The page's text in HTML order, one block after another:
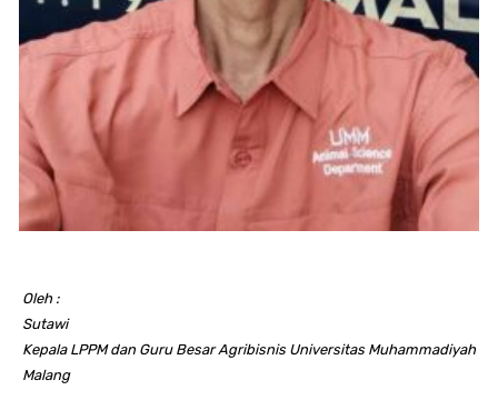
Oleh :
Sutawi
Kepala LPPM dan Guru Besar Agribisnis Universitas Muhammadiyah
Malang